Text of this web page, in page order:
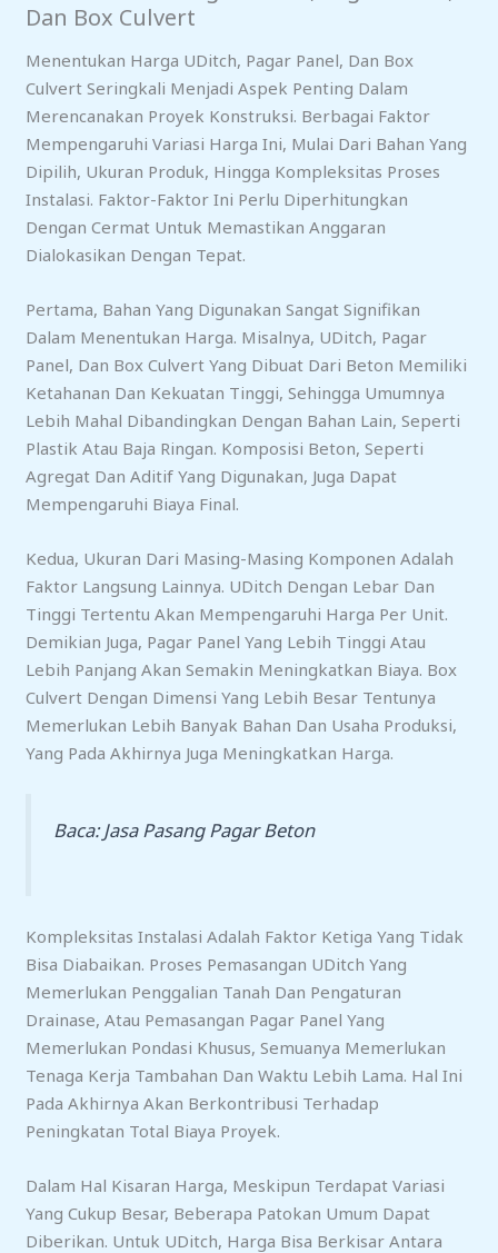
Dan Box Culvert
Menentukan Harga UDitch, Pagar Panel, Dan Box
Culvert Seringkali Menjadi Aspek Penting Dalam
Merencanakan Proyek Konstruksi. Berbagai Faktor
Mempengaruhi Variasi Harga Ini, Mulai Dari Bahan Yang
Dipilih, Ukuran Produk, Hingga Kompleksitas Proses
Instalasi. Faktor-Faktor Ini Perlu Diperhitungkan
Dengan Cermat Untuk Memastikan Anggaran
Dialokasikan Dengan Tepat.
Pertama, Bahan Yang Digunakan Sangat Signifikan
Dalam Menentukan Harga. Misalnya, UDitch, Pagar
Panel, Dan Box Culvert Yang Dibuat Dari Beton Memiliki
Ketahanan Dan Kekuatan Tinggi, Sehingga Umumnya
Lebih Mahal Dibandingkan Dengan Bahan Lain, Seperti
Plastik Atau Baja Ringan. Komposisi Beton, Seperti
Agregat Dan Aditif Yang Digunakan, Juga Dapat
Mempengaruhi Biaya Final.
Kedua, Ukuran Dari Masing-Masing Komponen Adalah
Faktor Langsung Lainnya. UDitch Dengan Lebar Dan
Tinggi Tertentu Akan Mempengaruhi Harga Per Unit.
Demikian Juga, Pagar Panel Yang Lebih Tinggi Atau
Lebih Panjang Akan Semakin Meningkatkan Biaya. Box
Culvert Dengan Dimensi Yang Lebih Besar Tentunya
Memerlukan Lebih Banyak Bahan Dan Usaha Produksi,
Yang Pada Akhirnya Juga Meningkatkan Harga.
Baca:Jasa Pasang Pagar Beton
Kompleksitas Instalasi Adalah Faktor Ketiga Yang Tidak
Bisa Diabaikan. Proses Pemasangan UDitch Yang
Memerlukan Penggalian Tanah Dan Pengaturan
Drainase, Atau Pemasangan Pagar Panel Yang
Memerlukan Pondasi Khusus, Semuanya Memerlukan
Tenaga Kerja Tambahan Dan Waktu Lebih Lama. Hal Ini
Pada Akhirnya Akan Berkontribusi Terhadap
Peningkatan Total Biaya Proyek.
Dalam Hal Kisaran Harga, Meskipun Terdapat Variasi
Yang Cukup Besar, Beberapa Patokan Umum Dapat
Diberikan. Untuk UDitch, Harga Bisa Berkisar Antara